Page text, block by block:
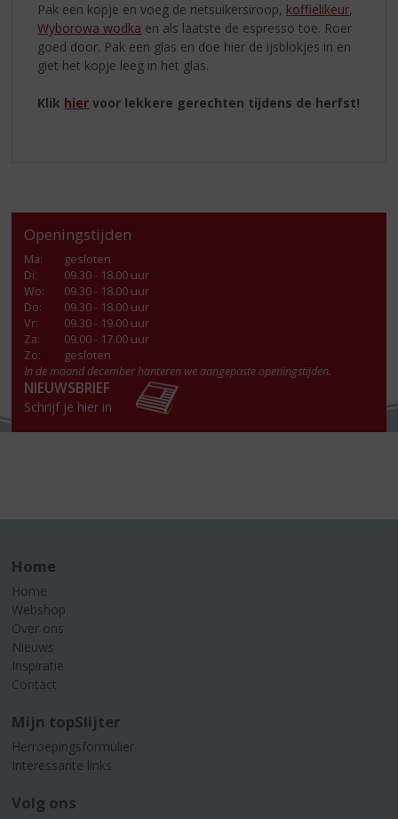
Pak een kopje en voeg de rietsuikersiroop, koffielikeur,
Wyborowa wodka en als laatste de espresso toe. Roer
goed door. Pak een glas en doe hier de ijsblokjes in en
giet het kopje leeg in het glas.
Klik hier voor lekkere gerechten tijdens de herfst!
Openingstijden
Ma:
gesloten
Di:
09.30 - 18.00 uur
Wo:
09.30 - 18.00 uur
Do:
09.30 - 18.00 uur
Vr:
09.30 - 19.00 uur
Za:
09.00 - 17.00 uur
Zo:
gesloten
In de maand december hanteren we aangepaste openingstijden.
NIEUWSBRIEF
Schrijf je hier in
Home
Home
Webshop
Over ons
Nieuws
Inspiratie
Contact
Mijn topSlijter
Herroepingsformulier
Interessante links
Volg ons